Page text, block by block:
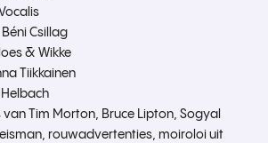
Béni Csillag
& Wikke
Tiikkainen
Helbach
Tim Morton, Bruce Lipton, Sogyal
rouwadvertenties, moiroloi uit